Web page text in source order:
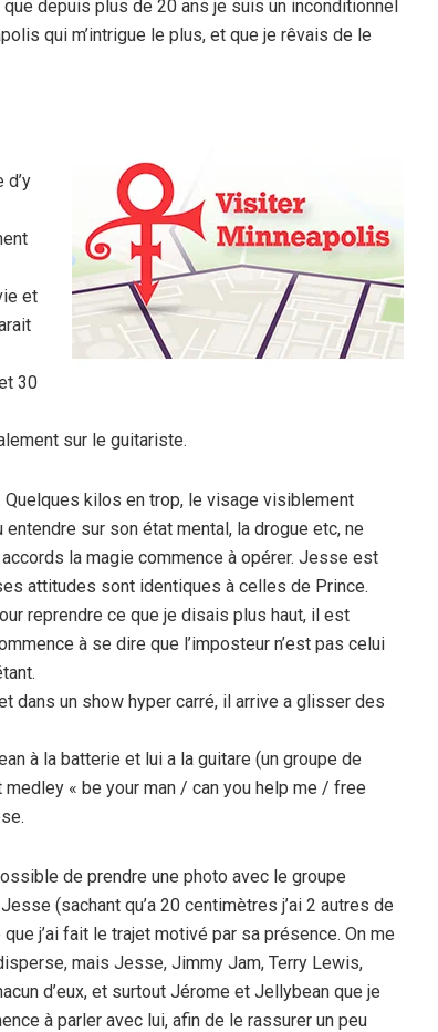
depuis plus de 20 ans je suis un inconditionnel
qui m’intrigue le plus, et que je rêvais de le
d’y
et
30
sur le guitariste.
Quelques kilos en trop, le visage visiblement
sur son état mental, la drogue etc, ne
la magie commence à opérer. Jesse est
attitudes sont identiques à celles de Prince.
reprendre ce que je disais plus haut, il est
à se dire que l’imposteur n’est pas celui
dans un show hyper carré, il arrive a glisser des
à la batterie et lui a la guitare (un groupe de
« be your man / can you help me / free
de prendre une photo avec le groupe
(sachant qu’a 20 centimètres j’ai 2 autres de
j’ai fait le trajet motivé par sa présence. On me
mais Jesse, Jimmy Jam, Terry Lewis,
d’eux, et surtout Jérome et Jellybean que je
à parler avec lui, afin de le rassurer un peu